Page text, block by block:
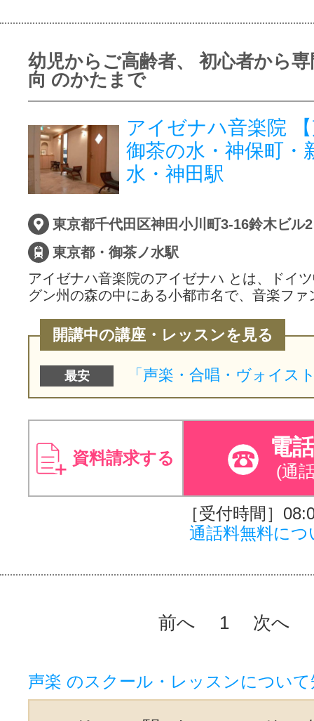
幼児からご高齢者、 初心者から
向 のかたまで
アイゼナハ音楽院
御茶の水・神保町・
水・神田駅
東京都千代田区神田小川町3-16鈴木ビル
東京都・御茶ノ水駅
アイゼナハ音楽院のアイゼナハ とは、ドイ
グン州の森の中にある小都市名で、音楽フ
開講中の講座・レッスンを見る
最安
資料請求する 電
(通
［受付時間］
通話料無料につ
前へ 1 次へ
声楽 のスクール・レッスンについ